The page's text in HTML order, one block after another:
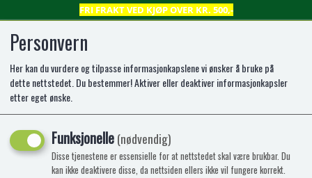
FRI FRAKT VED KJØP OVER KR. 500,-
0
DAGBOK PLYSJ KATT ASS FARGER
MED LÅS TINKA
Personvern
Her kan du vurdere og tilpasse informasjonkapslene vi ønsker å bruke på
dette nettstedet. Du bestemmer! Aktiver eller deaktiver informasjonkapsler
etter eget ønske.
Funksjonelle(nødvendig)
Disse tjenestene er essensielle for at nettstedet skal være brukbar. Du
kan ikke deaktivere disse, da nettsiden ellers ikke vil fungere korrekt.